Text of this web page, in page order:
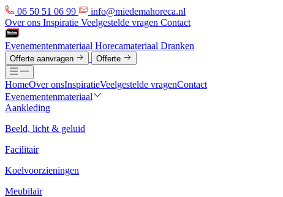
06 50 51 06 99
info@miedemahoreca.nl
Over ons Inspiratie Veelgestelde vragen Contact
Evenementenmateriaal Horecamateriaal Dranken
Offerte aanvragen Offerte
HomeOver onsInspiratieVeelgestelde vragenContact
Evenementenmateriaal
Aankleding
Beeld, licht & geluid
Facilitair
Koelvoorzieningen
Meubilair